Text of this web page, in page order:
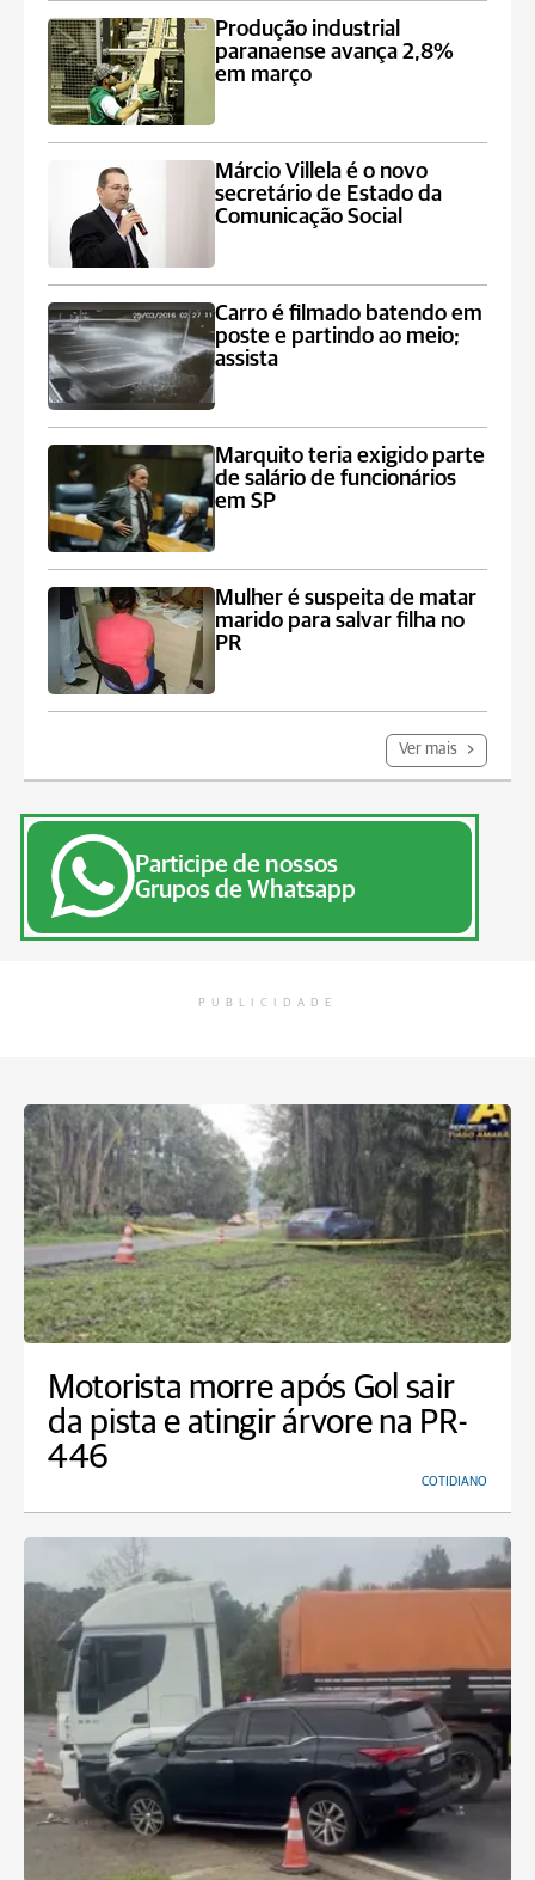
Produção industrial
paranaense avança 2,8%
em março
Márcio Villela é o novo
secretário de Estado da
Comunicação Social
Carro é filmado batendo em
poste e partindo ao meio;
assista
Marquito teria exigido parte
de salário de funcionários
em SP
Mulher é suspeita de matar
marido para salvar filha no
PR
Ver mais
Participe de nossos
Grupos de Whatsapp
PUBLICIDADE
Motorista morre após Gol sair
da pista e atingir árvore na PR-
446
COTIDIANO